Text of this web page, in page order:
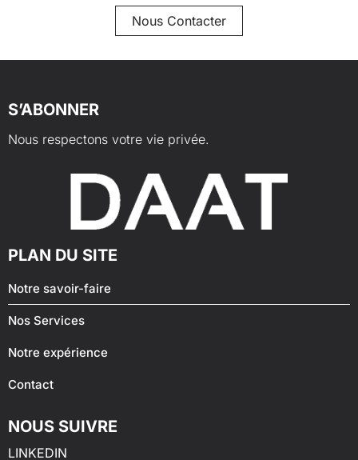
Nous Contacter
S’ABONNER
Nous respectons votre vie privée.
PLAN DU SITE
Notre savoir-faire
Nos Services
Notre expérience
Contact
NOUS SUIVRE
LINKEDIN